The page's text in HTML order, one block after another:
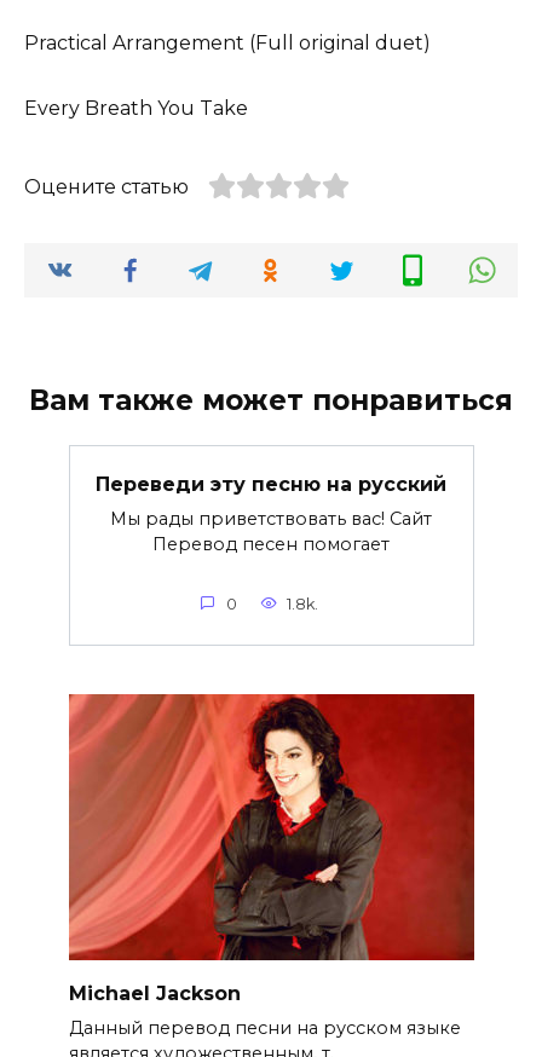
Practical Arrangement (Full original duet)
Every Breath You Take
Оцените статью
Вам также может понравиться
Переведи эту песню на русский
Мы рады приветствовать вас! Сайт
Перевод песен помогает
0 1.8k.
Michael Jackson
Данный перевод песни на русском языке